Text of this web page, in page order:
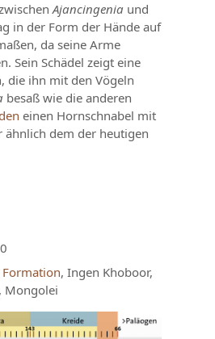
Ajancingenia und
in der Form der Hände auf
da seine Arme
Sein Schädel zeigt eine
die ihn mit den Vögeln
besaß wie die anderen
einen Hornschnabel mit
ähnlich dem der heutigen
, Ingen Khoboor,
Mongolei